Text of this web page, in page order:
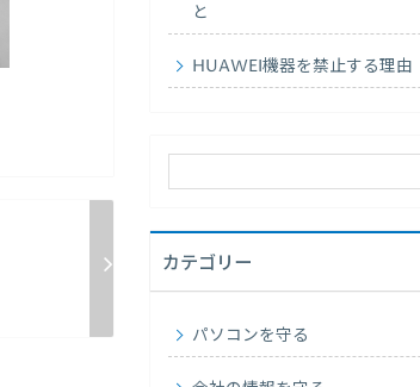
と
HUAWEI機器を禁止する理由
カテゴリー
パソコンを守る